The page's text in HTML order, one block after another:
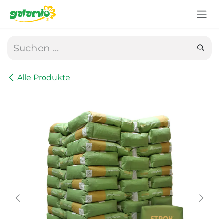
Zum Inhalt springen
Alle Produkte